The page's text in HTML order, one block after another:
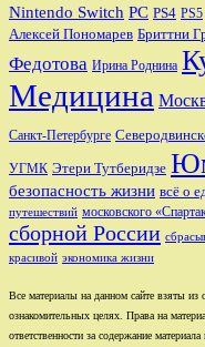
Nintendo Switch PC PS4 PS5
Алексей Пономарев Бриттни
Федотова Ирина Роднина
Медицина
Санкт-Петербурге
УГМК Этери Тутберидзе
безопасность жизни всё о
путешествий московского
сборной России
красивой экономика жизни
Все материалы на данном сайте взяты
ознакомительных целях. Права на
ответственности за содержание материала